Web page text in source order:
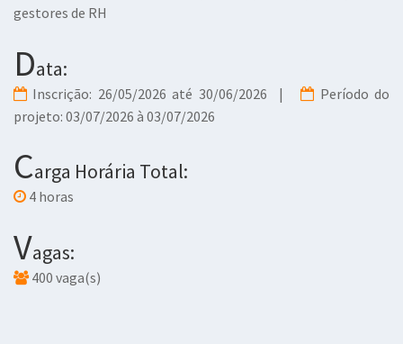
gestores de RH
Data:
Inscrição: 26/05/2026 até 30/06/2026 |
Período do
projeto: 03/07/2026 à 03/07/2026
Carga Horária Total:
4 horas
Vagas:
400 vaga(s)